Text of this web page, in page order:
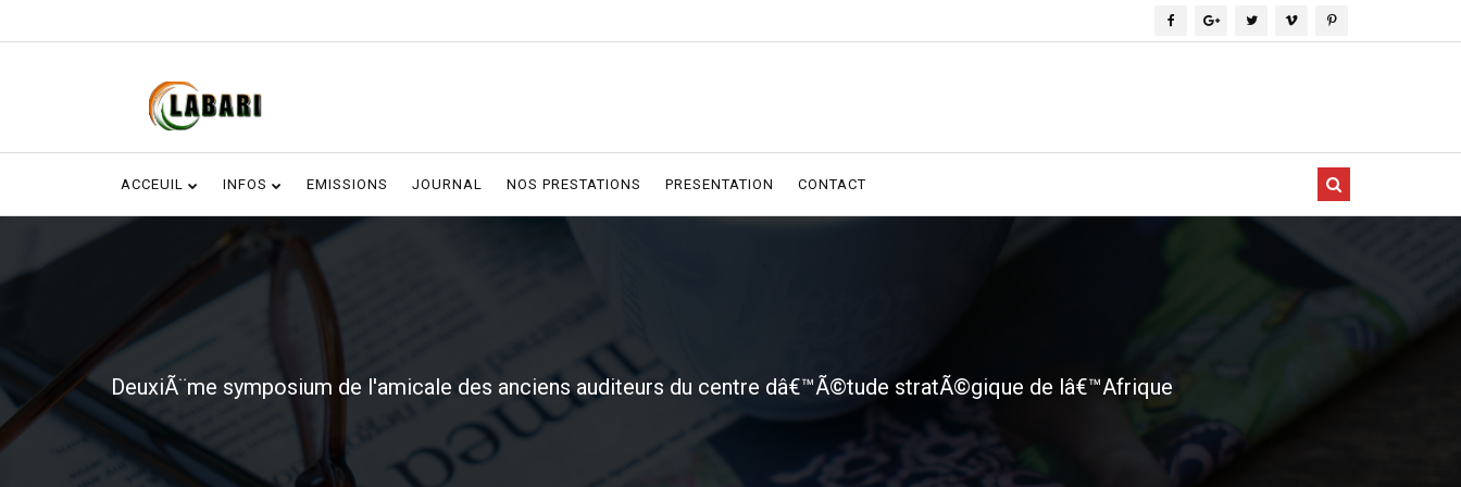
ACCEUIL INFOS EMISSIONS JOURNAL NOS PRESTATIONS PRESENTATION CONTACT
DeuxiÃ¨me symposium de l'amicale des anciens auditeurs du centre dâ€™Ã©tude stratÃ©gique de lâ€™Afrique